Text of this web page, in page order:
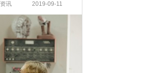
讯 2019-09-11